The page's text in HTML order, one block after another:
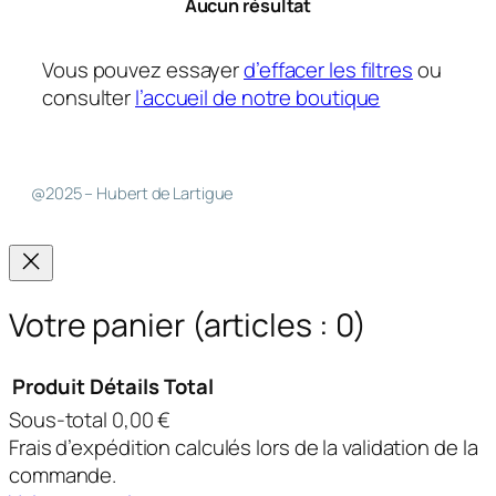
Aucun résultat
Vous pouvez essayerd’effacer les filtresou
consulterl’accueil de notre boutique
@2025 – Hubert de Lartigue
Votre panier (articles : 0)
Produits
dans
Produit DétailsTotal
Sous-total 0,00 €
Frais d’expédition calculés lors de la validation de la
commande.